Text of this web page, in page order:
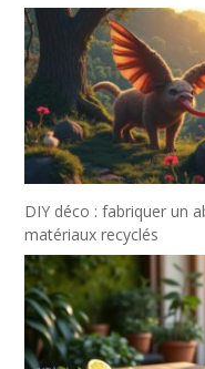
DIY déco : fabriquer un
matériaux recyclés